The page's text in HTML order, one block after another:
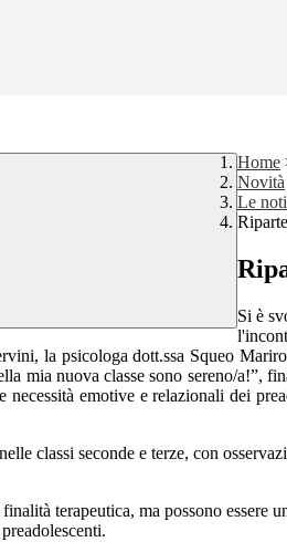
Home
Novità
Le
Si è
la psicologa dott.ssa Squeo
mia nuova classe sono sereno/a!”,
emotive e relazionali dei
classi seconde e terze, con
terapeutica, ma possono essere